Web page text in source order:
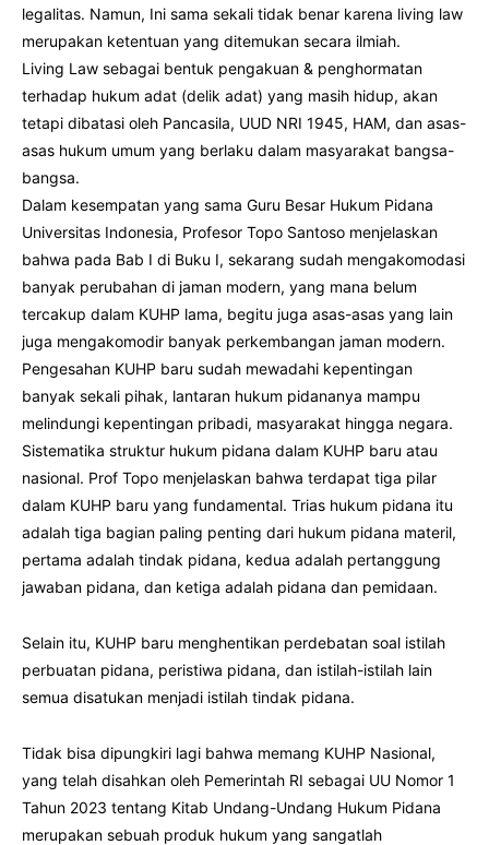
legalitas. Namun, Ini sama sekali tidak benar karena living law
merupakan ketentuan yang ditemukan secara ilmiah.
Living Law sebagai bentuk pengakuan & penghormatan
terhadap hukum adat (delik adat) yang masih hidup, akan
tetapi dibatasi oleh Pancasila, UUD NRI 1945, HAM, dan asas-
asas hukum umum yang berlaku dalam masyarakat bangsa-
bangsa.
Dalam kesempatan yang sama Guru Besar Hukum Pidana
Universitas Indonesia, Profesor Topo Santoso menjelaskan
bahwa pada Bab I di Buku I, sekarang sudah mengakomodasi
banyak perubahan di jaman modern, yang mana belum
tercakup dalam KUHP lama, begitu juga asas-asas yang lain
juga mengakomodir banyak perkembangan jaman modern.
Pengesahan KUHP baru sudah mewadahi kepentingan
banyak sekali pihak, lantaran hukum pidananya mampu
melindungi kepentingan pribadi, masyarakat hingga negara.
Sistematika struktur hukum pidana dalam KUHP baru atau
nasional. Prof Topo menjelaskan bahwa terdapat tiga pilar
dalam KUHP baru yang fundamental. Trias hukum pidana itu
adalah tiga bagian paling penting dari hukum pidana materil,
pertama adalah tindak pidana, kedua adalah pertanggung
jawaban pidana, dan ketiga adalah pidana dan pemidaan.
Selain itu, KUHP baru menghentikan perdebatan soal istilah
perbuatan pidana, peristiwa pidana, dan istilah-istilah lain
semua disatukan menjadi istilah tindak pidana.
Tidak bisa dipungkiri lagi bahwa memang KUHP Nasional,
yang telah disahkan oleh Pemerintah RI sebagai UU Nomor 1
Tahun 2023 tentang Kitab Undang-Undang Hukum Pidana
merupakan sebuah produk hukum yang sangatlah